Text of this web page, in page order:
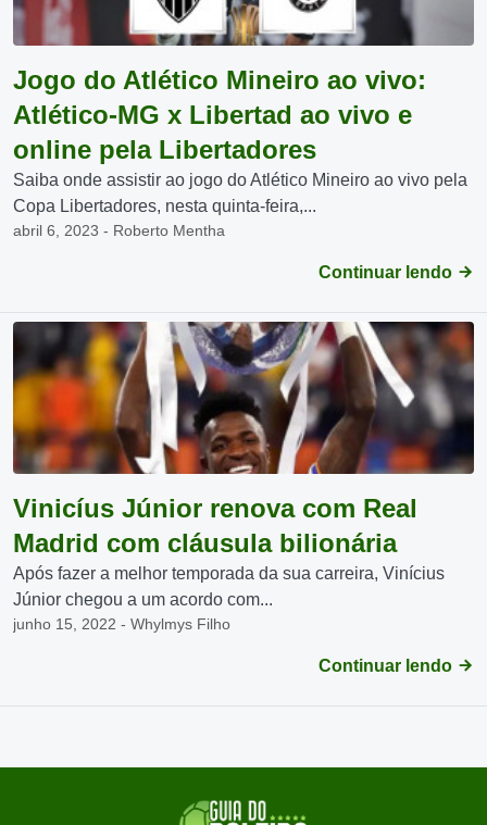
Jogo do Atlético Mineiro ao vivo:
Atlético-MG x Libertad ao vivo e
online pela Libertadores
Saiba onde assistir ao jogo do Atlético Mineiro ao vivo pela
Copa Libertadores, nesta quinta-feira,...
abril 6, 2023 - Roberto Mentha
Continuar lendo
Vinicíus Júnior renova com Real
Madrid com cláusula bilionária
Após fazer a melhor temporada da sua carreira, Vinícius
Júnior chegou a um acordo com...
junho 15, 2022 - Whylmys Filho
Continuar lendo